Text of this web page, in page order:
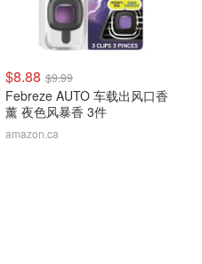
$8.88 $9.99
Febreze AUTO 车载出风口香
薰 夜色风暴香 3件
amazon.ca